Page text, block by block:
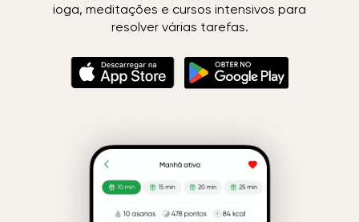
ioga, meditações e cursos intensivos para
resolver várias tarefas.